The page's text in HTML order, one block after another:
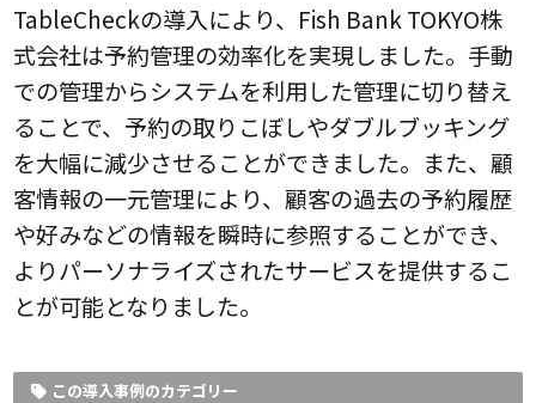
TableCheckの導入により、Fish Bank TOKYO株
式会社は予約管理の効率化を実現しました。手動
での管理からシステムを利用した管理に切り替え
ることで、予約の取りこぼしやダブルブッキング
を大幅に減少させることができました。また、顧
客情報の一元管理により、顧客の過去の予約履歴
や好みなどの情報を瞬時に参照することができ、
よりパーソナライズされたサービスを提供するこ
とが可能となりました。
この導入事例のカテゴリー